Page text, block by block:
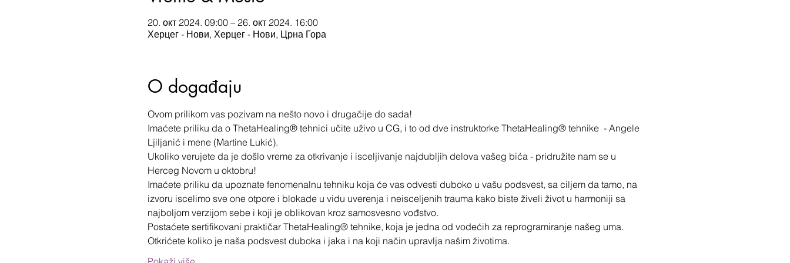
20. окт 2024. 09:00 – 26. окт 2024. 16:00
Херцег - Нови, Херцег - Нови, Црна Гора
O događaju
Ovom prilikom vas pozivam na nešto novo i drugačije do sada!
Imaćete priliku da o ThetaHealing® tehnici učite uživo u CG, i to od dve instruktorke ThetaHealing® tehnike  - Angele
Ljiljanić i mene (Martine Lukić).
Ukoliko verujete da je došlo vreme za otkrivanje i isceljivanje najdubljih delova vašeg bića - pridružite nam se u
Herceg Novom u oktobru!
Imaćete priliku da upoznate fenomenalnu tehniku koja će vas odvesti duboko u vašu podsvest, sa ciljem da tamo, na
izvoru iscelimo sve one otpore i blokade u vidu uverenja i neisceljenih trauma kako biste živeli život u harmoniji sa
najboljom verzijom sebe i koji je oblikovan kroz samosvesno vođstvo.
Postaćete sertifikovani praktičar ThetaHealing® tehnike, koja je jedna od vodećih za reprogramiranje našeg uma.
Otkrićete koliko je naša podsvest duboka i jaka i na koji način upravlja našim životima.